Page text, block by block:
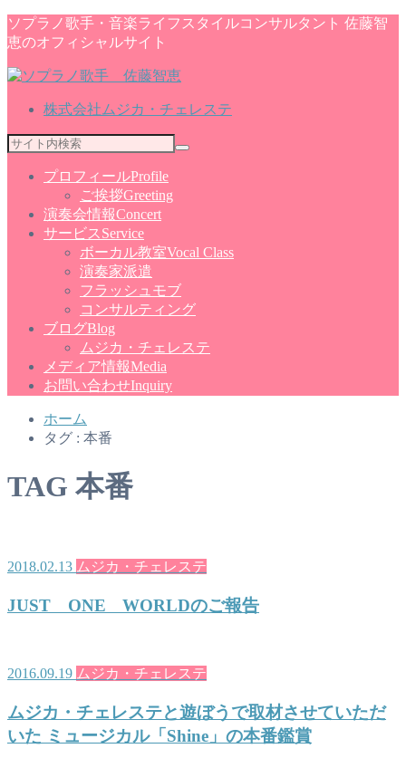
ソプラノ歌手・音楽ライフスタイルコンサルタント 佐藤智
恵のオフィシャルサイト
株式会社ムジカ・チェレステ
プロフィールProfile
ご挨拶Greeting
演奏会情報Concert
サービス Service
ボーカル教室Vocal Class
演奏家派遣
フラッシュモブ
コンサルティング
ブログBlog
ムジカ・チェレステ
メディア情報Media
お問い合わせInquiry
ホーム
タグ : 本番
TAG 本番
2018.02.13 ムジカ・チェレステ
JUST ONE WORLDのご報告
2016.09.19 ムジカ・チェレステ
ムジカ・チェレステと遊ぼうで取材させていただ
いた ミュージカル「Shine」の本番鑑賞